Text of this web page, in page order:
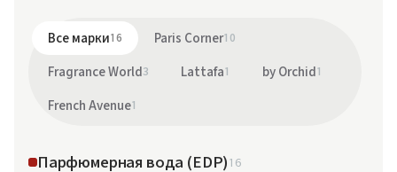
Все марки16 Paris Corner10
Fragrance World3 Lattafa1 by Orchid1
French Avenue1
Парфюмерная вода (EDP)16